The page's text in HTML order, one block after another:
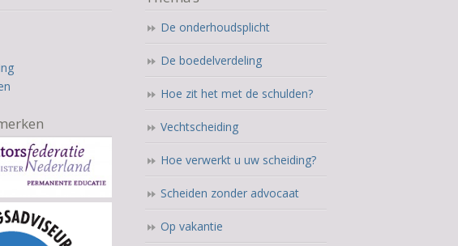
De onderhoudsplicht
De boedelverdeling
Hoe zit het met de schulden?
Vechtscheiding
Hoe verwerkt u uw scheiding?
Scheiden zonder advocaat
Op vakantie